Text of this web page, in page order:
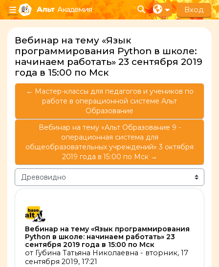
Перейти к основному содержанию
Боковая панель
Изменить данные
Вход
Вебинар на тему «Язык
программирования Python в школе:
начинаем работать» 23 сентября 2019
года в 15:00 по Мск
← Мастер-классы для педагогов и учеников по
работе в операционной системе Альт
Образование
Вебинар на тему «Альт Образование 9 -
операционная система для
общеобразовательных учреждений» 3 октября
2019 года в 15:00 по Мск →
Режим отображения
Вебинар на тему «Язык программирования
Python в школе: начинаем работать» 23
сентября 2019 года в 15:00 по Мск
от Губина Татьяна Николаевна - вторник, 17
сентября 2019, 17:21
Количество ответов: 0